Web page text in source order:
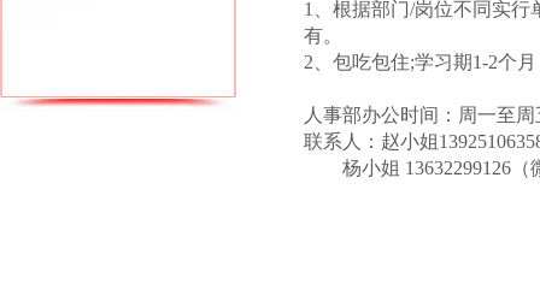
1
、根据部门/岗位不同实行
有。
2 、包吃包住;学习期1-2个
人事部办公时间：周一至周
联系人：赵小姐
杨小姐 13632299126